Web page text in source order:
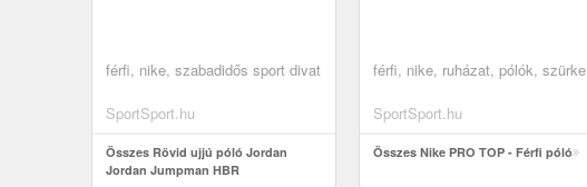
férfi, nike, szabadidős sport divat
SportSport.hu
Összes Rövid ujjú póló Jordan
Jordan Jumpman HBR
férfi, nike, ruházat, pólók, szürke
SportSport.hu
Összes Nike PRO TOP - Férfi póló